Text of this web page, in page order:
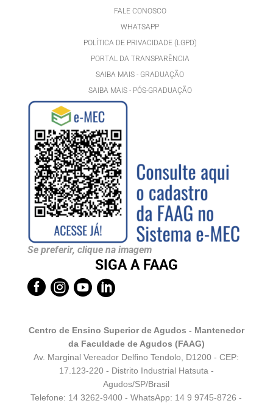
FALE CONOSCO
WHATSAPP
POLÍTICA DE PRIVACIDADE (LGPD)
PORTAL DA TRANSPARÊNCIA
SAIBA MAIS - GRADUAÇÃO
SAIBA MAIS - PÓS-GRADUAÇÃO
Se preferir, clique na imagem
SIGA A FAAG
   
Centro de Ensino Superior de Agudos - Mantenedor
da Faculdade de Agudos (FAAG)
Av. Marginal Vereador Delfino Tendolo, D1200 - CEP:
17.123-220 - Distrito Industrial Hatsuta -
Agudos/SP/Brasil
Telefone: 14 3262-9400 - WhatsApp: 14 9 9745-8726-